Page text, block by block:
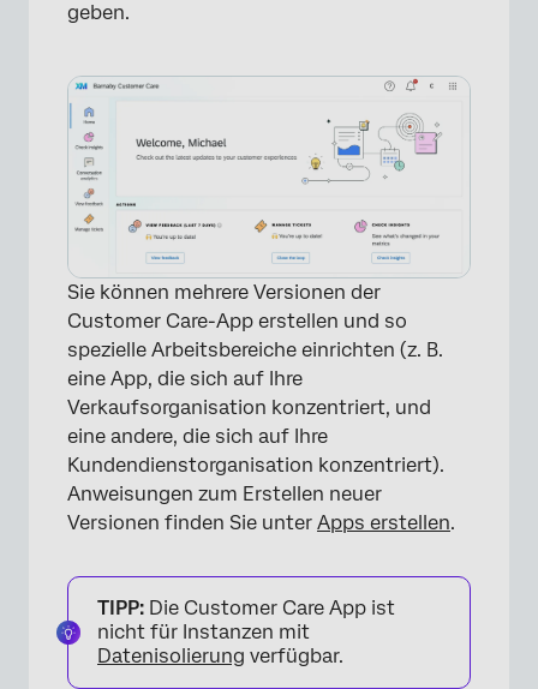
geben.
Sie können mehrere Versionen der
Customer Care-App erstellen und so
spezielle Arbeitsbereiche einrichten (z. B.
eine App, die sich auf Ihre
Verkaufsorganisation konzentriert, und
eine andere, die sich auf Ihre
Kundendienstorganisation konzentriert).
Anweisungen zum Erstellen neuer
Versionen finden Sie unter Apps erstellen.
TIPP: Die Customer Care App ist
nicht für Instanzen mit
Datenisolierung verfügbar.